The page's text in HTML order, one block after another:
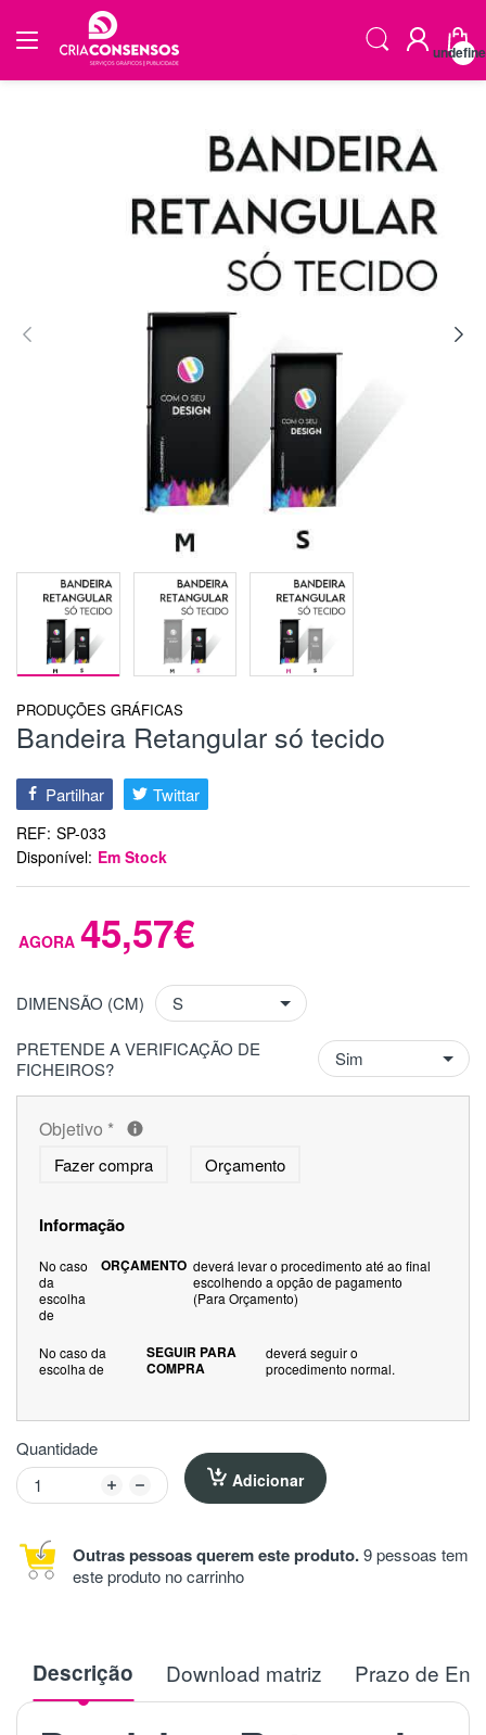
PRODUÇÕES GRÁFICAS
Bandeira Retangular só tecido
Partilhar Twittar
REF: SP-033
Disponível: Em Stock
45,57€
DIMENSÃO (CM)
PRETENDE A VERIFICAÇÃO DE
FICHEIROS?
Objetivo *
Fazer compra Orçamento
Informação
No caso
da
escolha
de
ORÇAMENTO deverá levar o procedimento até ao final
escolhendo a opção de pagamento
(Para Orçamento)
No caso da
escolha de
SEGUIR PARA
COMPRA
deverá seguir o
procedimento normal.
Quantidade
Adicionar
Outras pessoas querem este produto.9 pessoas tem
este produto no carrinho
Descrição Download matriz Prazo de